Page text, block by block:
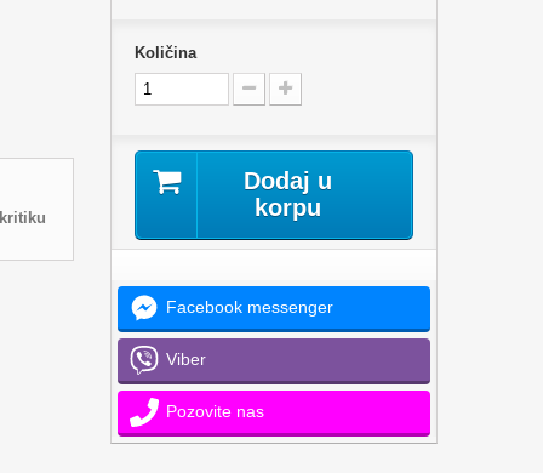
Količina
Dodaj u
korpu
Facebook messenger
Viber
Pozovite nas